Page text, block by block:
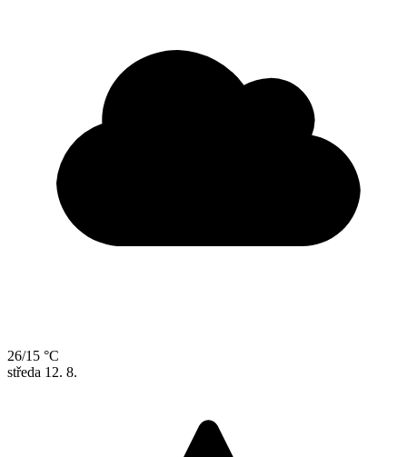
26/15 °C
středa 12. 8.